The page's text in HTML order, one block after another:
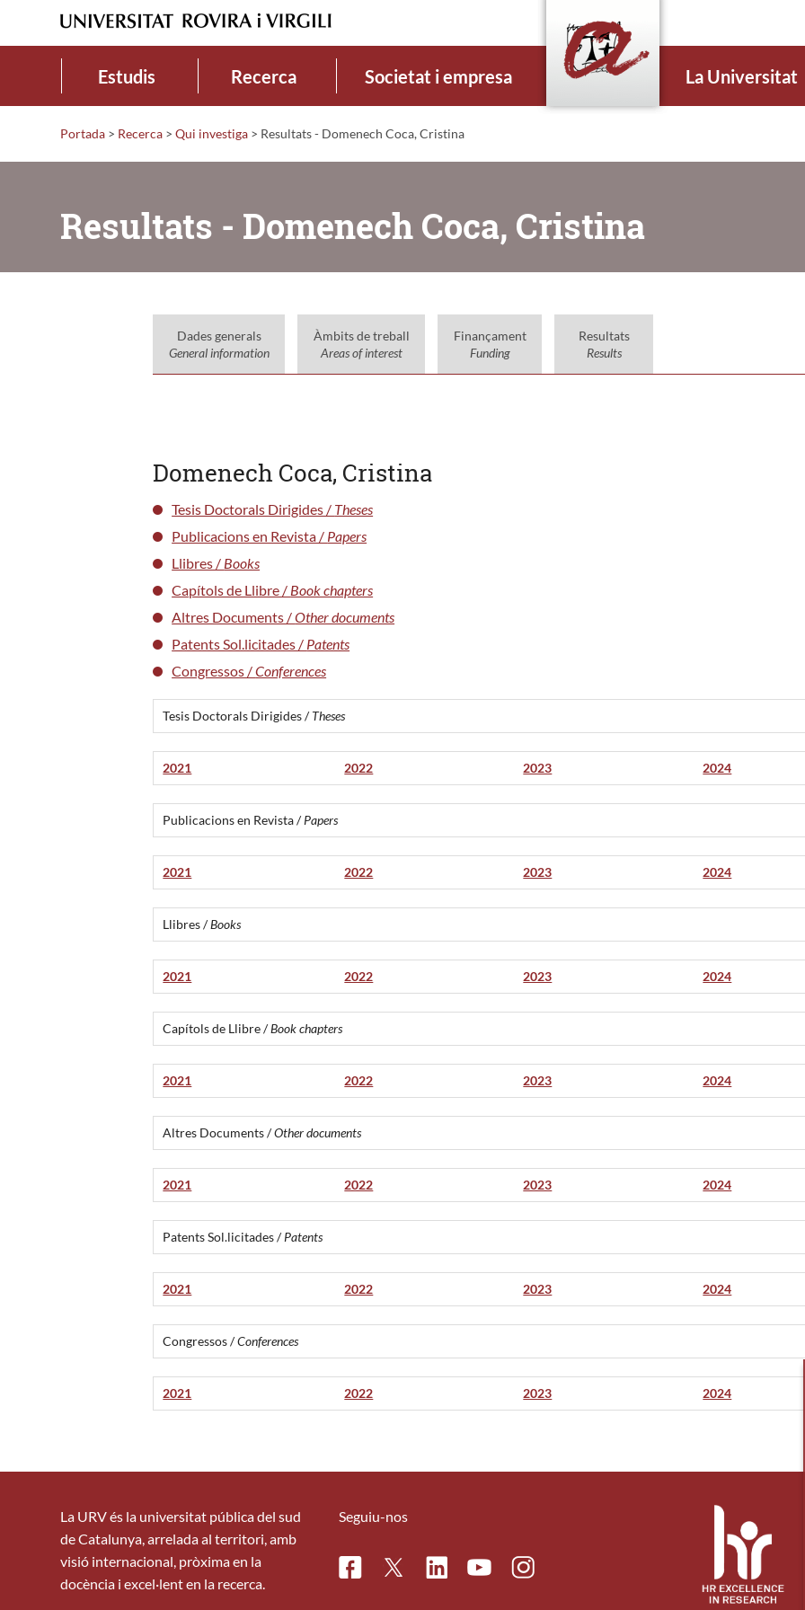
Estudis Recerca Societat i empresa La Universitat
Portada > Recerca > Qui investiga > Resultats - Domenech Coca, Cristina
Resultats - Domenech Coca, Cristina
Dades generals
General information
Àmbits de treball
Areas of interest
Finançament
Funding
Resultats
Results
Domenech Coca, Cristina
Tesis Doctorals Dirigides / Theses
Publicacions en Revista / Papers
Llibres / Books
Capítols de Llibre / Book chapters
Altres Documents /Other documents
Patents Sol.licitades / Patents
Congressos /Conferences
Tesis Doctorals Dirigides /Theses
2021 2022 2023 2024
Publicacions en Revista /Papers
2021 2022 2023 2024
Llibres /Books
2021 2022 2023 2024
Capítols de Llibre /Book chapters
2021 2022 2023 2024
Altres Documents /Other documents
2021 2022 2023 2024
Patents Sol.licitades /Patents
2021 2022 2023 2024
Congressos /Conferences
2021 2022 2023 2024
La URV és la universitat pública del sud
de Catalunya, arrelada al territori, amb
visió internacional, pròxima en la
docència i excel·lent en la recerca.
Seguiu-nos
FacebookTwitterLinkedinYoutubeInstagram